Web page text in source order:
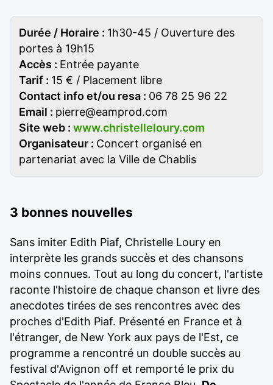
Durée / Horaire : 1h30-45 / Ouverture des
portes à 19h15
Accès : Entrée payante
Tarif : 15 € / Placement libre
Contact info et/ou resa : 06 78 25 96 22
Email : pierre@eamprod.com
Site web : www.christelleloury.com
Organisateur : Concert organisé en
partenariat avec la Ville de Chablis
3 bonnes nouvelles
Sans imiter Edith Piaf, Christelle Loury en
interprète les grands succès et des chansons
moins connues. Tout au long du concert, l'artiste
raconte l'histoire de chaque chanson et livre des
anecdotes tirées de ses rencontres avec des
proches d'Edith Piaf. Présenté en France et à
l'étranger, de New York aux pays de l'Est, ce
programme a rencontré un double succès au
festival d'Avignon off et remporté le prix du